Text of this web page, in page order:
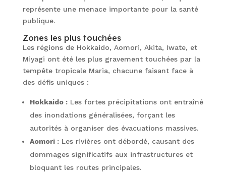
représente une menace importante pour la santé
publique.
Zones les plus touchées
Les régions de Hokkaido, Aomori, Akita, Iwate, et
Miyagi ont été les plus gravement touchées par la
tempête tropicale Maria, chacune faisant face à
des défis uniques :
Hokkaido :Les fortes précipitations ont entraîné
des inondations généralisées, forçant les
autorités à organiser des évacuations massives.
Aomori :Les rivières ont débordé, causant des
dommages significatifs aux infrastructures et
bloquant les routes principales.